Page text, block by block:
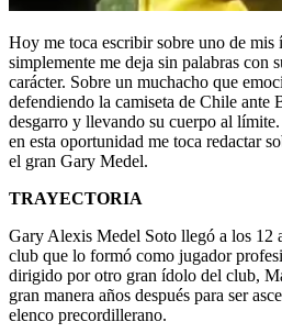
Hoy me toca escribir sobre uno de
simplemente me deja sin palabras con
carácter. Sobre un muchacho que
defendiendo la camiseta de Chile ante
desgarro y llevando su cuerpo al
en esta oportunidad me toca redactar
el gran Gary Medel.
TRAYECTORIA
Gary Alexis Medel Soto llegó a los 12
club que lo formó como jugador
dirigido por otro gran ídolo del club,
gran manera años después para ser
elenco precordillerano.